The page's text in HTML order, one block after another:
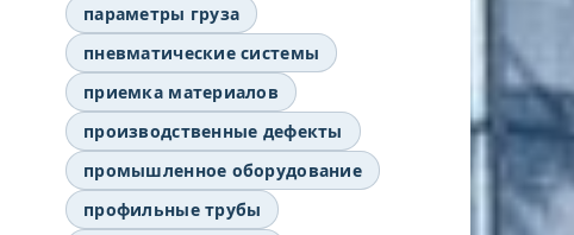
параметры груза
пневматические системы
приемка материалов
производственные дефекты
промышленное оборудование
профильные трубы